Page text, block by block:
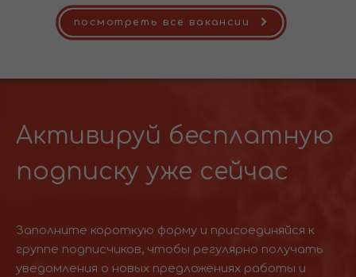
посмотреть все вакансии
Активируй бесплатную
подписку уже сейчас
Заполните короткую форму и присоединяйся к
группе подписчиков, чтобы регулярно получать
уведомления о новых предложениях работы и